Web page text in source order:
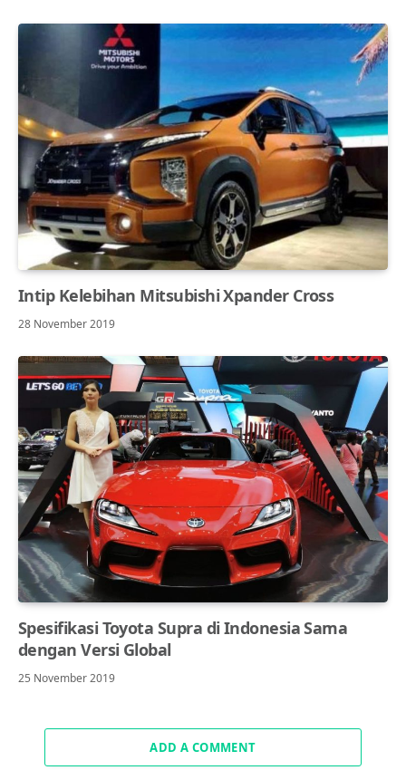
Intip Kelebihan Mitsubishi Xpander Cross
28 November 2019
Spesifikasi Toyota Supra di Indonesia Sama
dengan Versi Global
25 November 2019
ADD A COMMENT